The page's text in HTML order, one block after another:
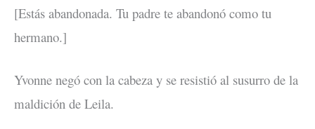
[Estás abandonada. Tu padre te abandonó como tu
hermano.]
Yvonne negó con la cabeza y se resistió al susurro de la
maldición de Leila.